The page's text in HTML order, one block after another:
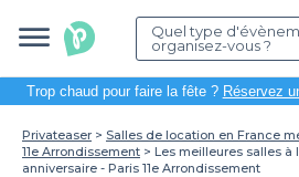
Quel type
organisez-vous ?
Trop chaud pour faire la fête ? Réservez
Privateaser Salles de location en France
11e Arrondissement
Les meilleures salles à
anniversaire - Paris 11e Arrondissement